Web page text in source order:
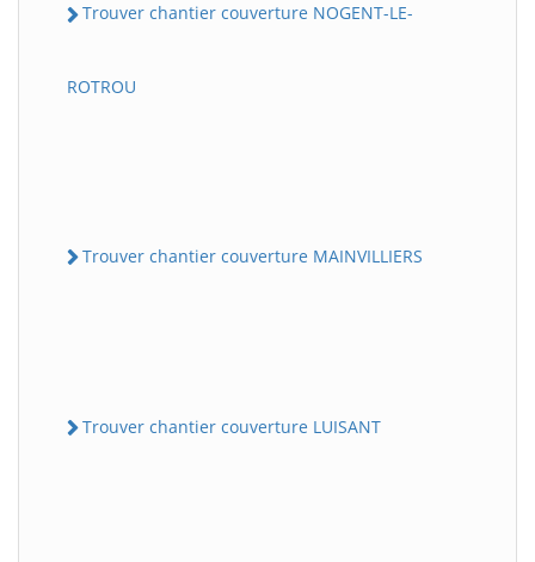
Trouver chantier couverture NOGENT-LE-
ROTROU
Trouver chantier couverture MAINVILLIERS
Trouver chantier couverture LUISANT